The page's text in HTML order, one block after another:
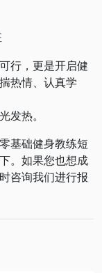
行，更是开启健
热情、认真学
发热。
基础健身教练短
。如果您也想成
咨询我们进行报